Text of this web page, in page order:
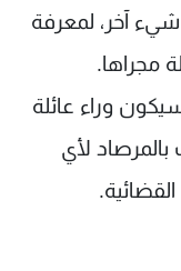
شيء آخر، لمعرفة
مجراها.
وراء عائلة
لأي